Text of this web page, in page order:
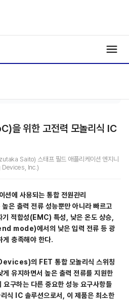
을 위한 고전력 모놀리식 IC
Saito) 스태프 필드 애플리케이션 엔지니
Devices, Inc.)
에 사용되는 통합 전원관리
은 출력 전류 성능뿐만 아니라 빠르고
적합성(EMC) 특성, 낮은 온도 상승,
mode)에서의 낮은 입력 전류 등 광
게 충족해야 한다.
의 FET 통합 모놀리식 스위칭
유지하면서 높은 출력 전류를 지원한
구하는 다른 중요한 성능 요구사항들
식 IC 솔루션으로서, 이 제품은 최소한